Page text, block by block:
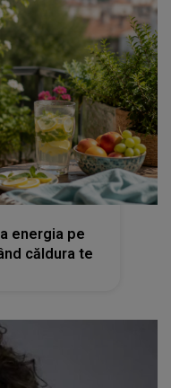
energia pe
căldura te